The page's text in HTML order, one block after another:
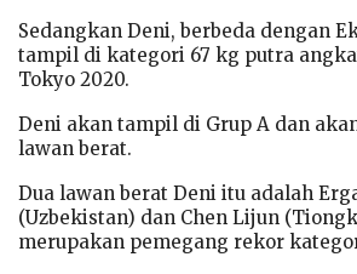
Sedangkan Deni, berbeda dengan
tampil di kategori 67 kg putra
Tokyo 2020.
Deni akan tampil di Grup A dan
lawan berat.
Dua lawan berat Deni itu adalah
(Uzbekistan) dan Chen Lijun
merupakan pemegang rekor